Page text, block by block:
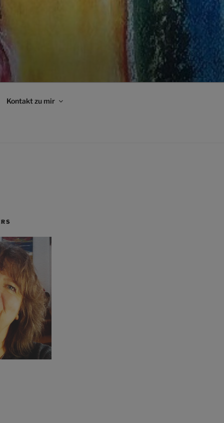
Kontakt zu mir